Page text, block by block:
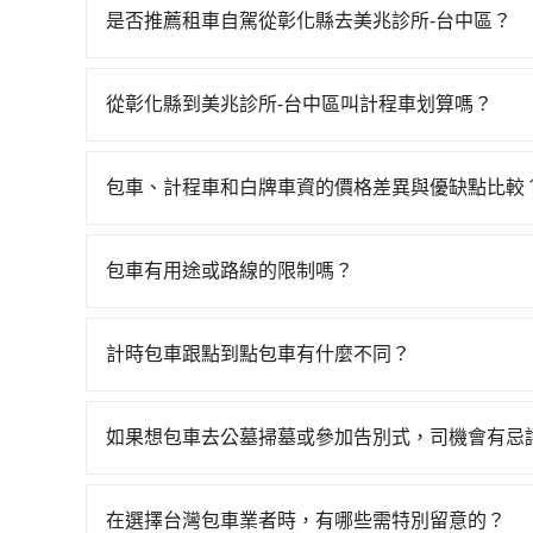
一班車06:34到末班車23:39，雲林-台中一天最多
台中高鐵站，每人票價230元，再用10分鐘出站
臨時要叫小黃的難度是雙北大城市的30倍。縱使
還不馬上來預約tripool！
是否推薦租車自駕從彰化縣去美兆診所-台中區？
邊可隨租隨借的iRent應該是你最便宜選擇。註冊
汽車保險與可能的罰單都需自付。再者，和運的
樂透一樣。另外，偶爾也會遇到明明已經預約了
就顯得非常不便。
從彰化縣到美兆診所-台中區叫計程車划算嗎？
1,030~1,200元間，若改選tripool的專車服務可再
被坑受騙。雖然彰化縣到美兆診所-台中區的跳表
包車、計程車和白牌車資的價格差異與優缺點比較
地點上車較客製化。此外，司機還會提供各種旅
無法申訴退費。
包車有用途或路線的限制嗎？
墓、包車旅遊、參加喜宴/喪禮、就醫回診、登山
子收據。
計時包車跟點到點包車有什麼不同？
通常以每小時為單位，客戶可以根據自己的需要
一個城市的長途包車。
如果想包車去公墓掃墓或參加告別式，司機會有忌
需要載運骨灰罈或在車上進行法事等作業，建議
在選擇台灣包車業者時，有哪些需特別留意的？